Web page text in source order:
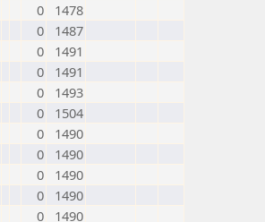
0
1478
0
1487
0
1491
0
1491
0
1493
0
1504
0
1490
0
1490
0
1490
0
1490
0
1490